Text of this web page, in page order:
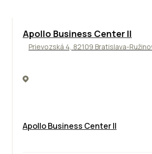
TOP NOVINKA ODPORÚČAME
Apollo Business Center II
Prievozská 4, 82109 Bratislava-
Apollo Business Center II